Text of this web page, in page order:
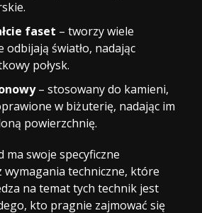
faset – tworzy wiele
odbijają światło, nadając
połysk.
– stosowany do kamieni,
w biżuterię, nadając im
powierzchnię.
ma swoje specyficzne
wymagania techniczne, które
na temat tych technik jest
kto pragnie zajmować się